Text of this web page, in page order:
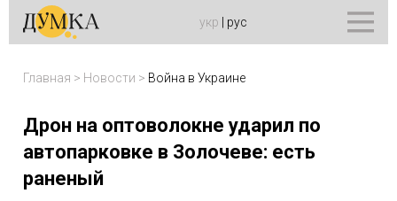
укр рус
Главная > Новости > Война в Украине
Дрон на оптоволокне ударил по
автопарковке в Золочеве: есть
раненый